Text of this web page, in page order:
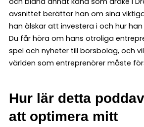
avsnittet berättar han om sina
han älskar att investera i och hur
Du får höra om hans otroliga
spel och nyheter till börsbolag, och
världen som entreprenörer måste
Hur lär detta
att optimera mitt